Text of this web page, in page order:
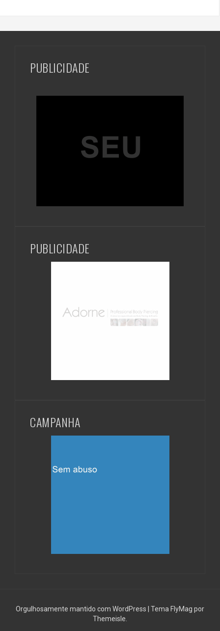
PUBLICIDADE
PUBLICIDADE
CAMPANHA
Orgulhosamente mantido com WordPress | Tema FlyMag por
Themeisle.